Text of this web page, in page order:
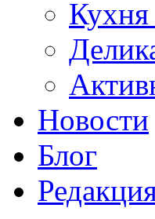
Новости
Блог